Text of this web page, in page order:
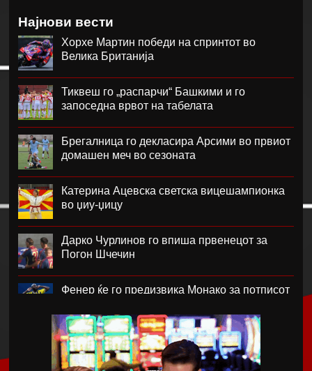
Најнови вести
Хорхе Мартин победи на спринтот во
Велика Британија
Тиквеш го „распарчи“ Башкими и го
запоседна врвот на табелата
Брегалница го декласира Арсими во првиот
домашен меч во сезоната
Катерина Ацевска светска вицешампионка
во џиу-џицу
Дарко Чурлинов го впиша првенецот за
Погон Шчечин
Фенер ќе го предизвика Монако за потписот
Челзи убедливо го надигра Милан во
Австралија